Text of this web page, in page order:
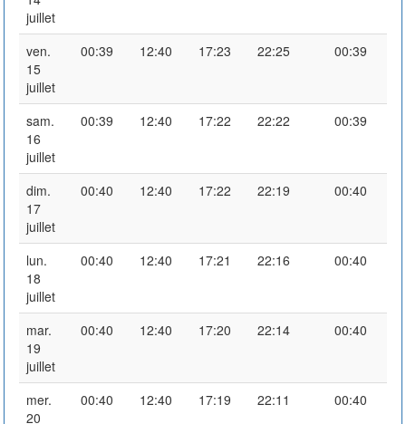
juillet
ven.
15
juillet
00:39 12:40 17:23 22:25 00:39
sam.
16
juillet
00:39 12:40 17:22 22:22 00:39
dim.
17
juillet
00:40 12:40 17:22 22:19 00:40
lun.
18
juillet
00:40 12:40 17:21 22:16 00:40
mar.
19
juillet
00:40 12:40 17:20 22:14 00:40
mer.
20
00:40 12:40 17:19 22:11 00:40